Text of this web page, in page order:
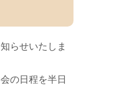
らせいたしま
の日程を半日